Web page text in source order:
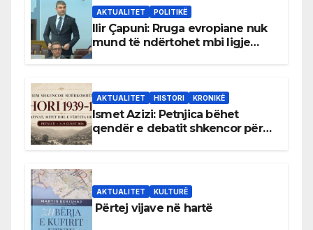
AKTUALITET POLITIKË
Ilir Çapuni: Rruga evropiane nuk
mund të ndërtohet mbi ligje
AKTUALITET HISTORI KRONIKË
Ismet Azizi: Petnjica bëhet
qendër e debatit shkencor për
AKTUALITET KULTURË
Përtej vijave në hartë